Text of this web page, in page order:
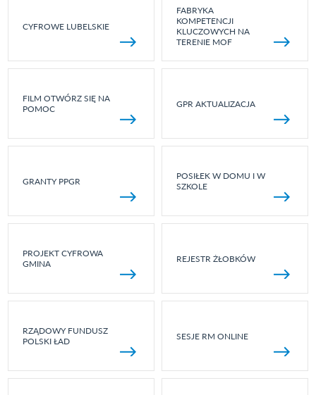
CYFROWE LUBELSKIE
FABRYKA
KOMPETENCJI
KLUCZOWYCH NA
TERENIE MOF
FILM OTWÓRZ SIĘ NA
POMOC
GPR AKTUALIZACJA
GRANTY PPGR
POSIŁEK W DOMU I W
SZKOLE
PROJEKT CYFROWA
GMINA
REJESTR ŻŁOBKÓW
RZĄDOWY FUNDUSZ
POLSKI ŁAD
SESJE RM ONLINE